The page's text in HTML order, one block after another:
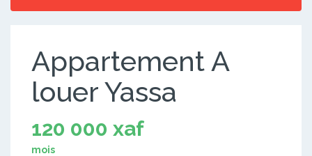
Appartement A
louer Yassa
120 000 xaf
mois